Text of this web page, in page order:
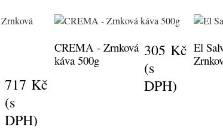
717 Kč
(s
DPH)
CREMA - Zrnková
káva 500g
305 Kč
(s
DPH)
El